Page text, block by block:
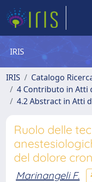
IRIS
IRIS
Catalogo
4 Contributo in Atti
4.2 Abstract in Atti
Ruolo delle
del dolore
Marinangeli F.